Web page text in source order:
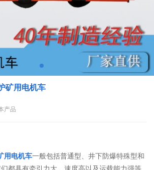
矿用电机车
产品
用电机车一般包括普通型、井下防爆特殊型和